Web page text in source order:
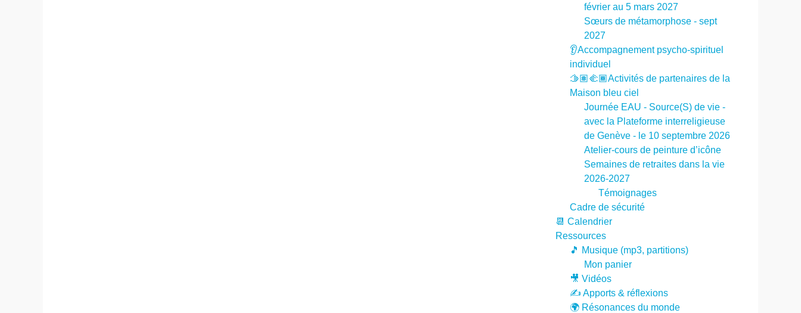
février au 5 mars 2027
Sœurs de métamorphose - sept
2027
👂Accompagnement psycho-spirituel
individuel
🫱🏽‍🫲🏾Activités de partenaires de la
Maison bleu ciel
Journée EAU - Source(S) de vie -
avec la Plateforme interreligieuse
de Genève - le 10 septembre 2026
Atelier-cours de peinture d’icône
Semaines de retraites dans la vie
2026-2027
Témoignages
Cadre de sécurité
📆 Calendrier
Ressources
🎵 Musique (mp3, partitions)
Mon panier
🎥 Vidéos
✍️ Apports & réflexions
🌍 Résonances du monde